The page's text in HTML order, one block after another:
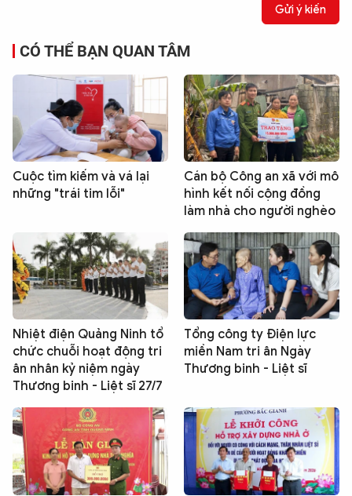
Gửi ý kiến
CÓ THỂ BẠN QUAN TÂM
Cuộc tìm kiếm và vá lại
những "trái tim lỗi"
Cán bộ Công an xã với mô
hình kết nối cộng đồng
làm nhà cho người nghèo
Nhiệt điện Quảng Ninh tổ
chức chuỗi hoạt động tri
ân nhân kỷ niệm ngày
Thương binh - Liệt sĩ 27/7
Tổng công ty Điện lực
miền Nam tri ân Ngày
Thương binh - Liệt sĩ